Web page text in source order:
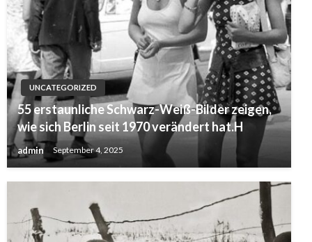
UNCATEGORIZED
55 erstaunliche Schwarz-Weiß-Bilder zeigen,
wie sich Berlin seit 1970 verändert hat.H
admin September 4, 2025